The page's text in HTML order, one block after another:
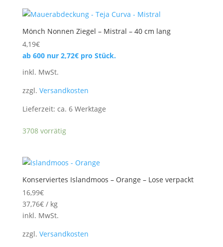
Mönch Nonnen Ziegel – Mistral – 40 cm lang
4,19€
ab 600 nur 2,72€pro Stück.
inkl. MwSt.
zzgl. Versandkosten
Lieferzeit: ca. 6 Werktage
3708 vorrätig
Konserviertes Islandmoos – Orange – Lose verpackt
16,99€
37,76€/ kg
inkl. MwSt.
zzgl. Versandkosten